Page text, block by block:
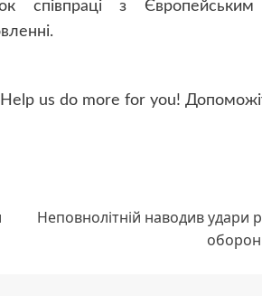
співпраці з
us do more for you!
Неповнолітній наводив удари